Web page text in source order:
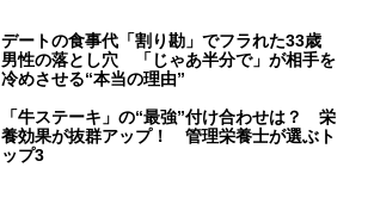
デートの食事代「割り勘」でフラれた33歳
男性の落とし穴 「じゃあ半分で」が相手を
冷めさせる“本当の理由”
「牛ステーキ」の“最強”付け合わせは？ 栄
養効果が抜群アップ！ 管理栄養士が選ぶト
ップ3